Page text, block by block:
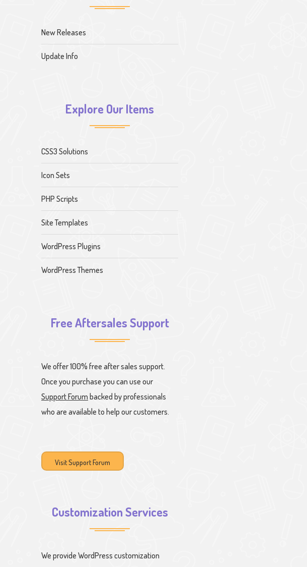
New Releases
Update Info
Explore Our Items
CSS3 Solutions
Icon Sets
PHP Scripts
Site Templates
WordPress Plugins
WordPress Themes
Free Aftersales Support
We offer 100% free after sales support.
Once you purchase you can use our
Support Forum backed by professionals
who are available to help our customers.
Visit Support Forum
Customization Services
We provide WordPress customization